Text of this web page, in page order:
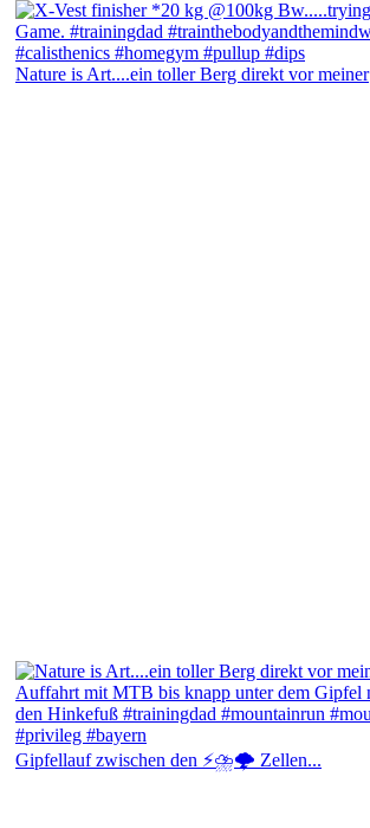
Nature is Art....ein toller Berg direkt vor meiner
Gipfellauf zwischen den ⚡⛈️🌩️ Zellen...